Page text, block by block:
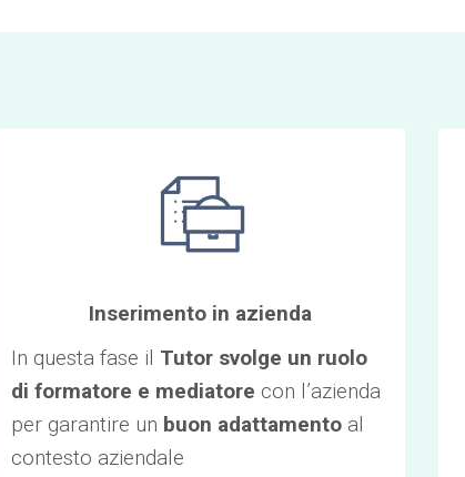
Inserimento in azienda
In questa fase il Tutor svolge un ruolo
di formatore e mediatore con l’azienda
per garantire un buon adattamento al
contesto aziendale